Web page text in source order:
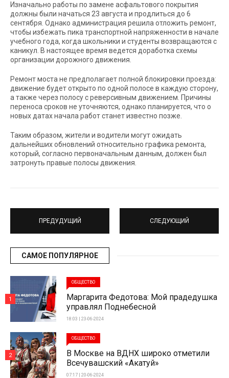
Изначально работы по замене асфальтового покрытия
должны были начаться 23 августа и продлиться до 6
сентября. Однако администрация решила отложить ремонт,
чтобы избежать пика транспортной напряженности в начале
учебного года, когда школьники и студенты возвращаются с
каникул. В настоящее время ведется доработка схемы
организации дорожного движения.
Ремонт моста не предполагает полной блокировки проезда:
движение будет открыто по одной полосе в каждую сторону,
а также через полосу с реверсивным движением. Причины
переноса сроков не уточняются, однако планируется, что о
новых датах начала работ станет известно позже.
Таким образом, жители и водители могут ожидать
дальнейших обновлений относительно графика ремонта,
который, согласно первоначальным данным, должен был
затронуть правые полосы движения.
ПРЕДУДУЩИЙ СЛЕДУЮЩИЙ
САМОЕ ПОПУЛЯРНОЕ
ОБЩЕСТВО
Маргарита Федотова: Мой прадедушка
управлял Поднебесной
18:03 | 23-06-2024
1
ОБЩЕСТВО
В Москве на ВДНХ широко отметили
Всечувашский «Акатуй»
07:17 | 20-06-2024
2